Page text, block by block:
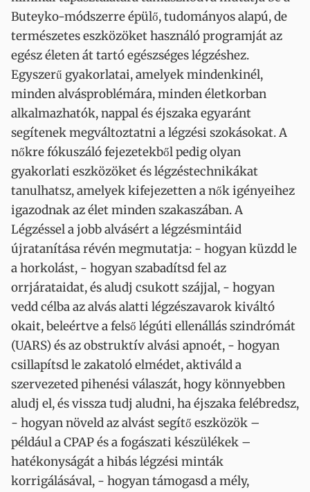
Buteyko-módszerre épülő, tudományos alapú, de
természetes eszközöket használó programját az
egész életen át tartó egészséges légzéshez.
Egyszerű gyakorlatai, amelyek mindenkinél,
minden alvásproblémára, minden életkorban
alkalmazhatók, nappal és éjszaka egyaránt
segítenek megváltoztatni a légzési szokásokat. A
nőkre fókuszáló fejezetekből pedig olyan
gyakorlati eszközöket és légzéstechnikákat
tanulhatsz, amelyek kifejezetten a nők igényeihez
igazodnak az élet minden szakaszában. A
Légzéssel a jobb alvásért a légzésmintáid
újratanítása révén megmutatja: - hogyan küzdd le
a horkolást, - hogyan szabadítsd fel az
orrjárataidat, és aludj csukott szájjal, - hogyan
vedd célba az alvás alatti légzészavarok kiváltó
okait, beleértve a felső légúti ellenállás szindrómát
(UARS) és az obstruktív alvási apnoét, - hogyan
csillapítsd le zakatoló elmédet, aktiváld a
szervezeted pihenési válaszát, hogy könnyebben
aludj el, és vissza tudj aludni, ha éjszaka felébredsz,
- hogyan növeld az alvást segítő eszközök –
például a CPAP és a fogászati készülékek –
hatékonyságát a hibás légzési minták
korrigálásával, - hogyan támogasd a mély,